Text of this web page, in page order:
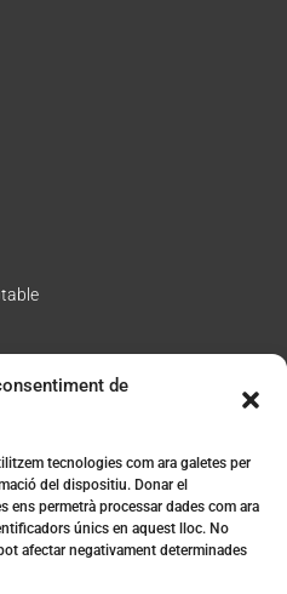
de
tecnologies com ara galetes per
del dispositiu. Donar el
ens permetrà processar dades com ara
únics en aquest lloc. No
afectar negativament determinades